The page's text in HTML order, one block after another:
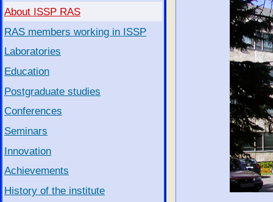
About ISSP RAS
RAS members working in ISSP
Laboratories
Education
Postgraduate studies
Conferences
Seminars
Innovation
Achievements
History of the institute